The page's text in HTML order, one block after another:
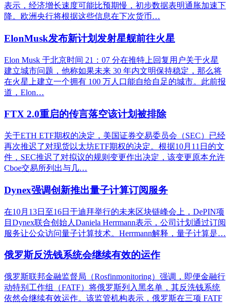
表示，经济增长速度可能比预期慢，初步数据表明通胀加速下
降。欧洲央行将根据这些信息在下次货币…
ElonMusk发布新计划发射星舰前往火星
Elon Musk 于北京时间 21：07 分在推特上回复用户关于火星
建立城市问题，他称如果未来 30 年内文明保持稳定，那么将
在火星上建立一个拥有 100 万人口能自给自足的城市。此前报
道，Elon…
FTX 2.0重启的传言落空该计划被排除
关于ETH ETF期权的决定，美国证券交易委员会（SEC）已经
再次推迟了对现货以太坊ETF期权的决定。根据10月11日的文
件，SEC推迟了对拟议的规则变更作出决定，该变更原本允许
Cboe交易所列出与几…
Dynex强调创新推出量子计算订阅服务
在10月13日至16日于迪拜举行的未来区块链峰会上，DePIN项
目Dynex联合创始人Daniela Herrmann表示，公司计划通过订阅
服务让公众访问量子计算技术。Herrmann解释，量子计算是…
俄罗斯反洗钱系统会继续有效的运作
俄罗斯联邦金融监督局（Rosfinmonitoring）强调，即便金融行
动特别工作组（FATF）将俄罗斯列入黑名单，其反洗钱系统
依然会继续有效运作。该监管机构表示，俄罗斯在三项 FATF